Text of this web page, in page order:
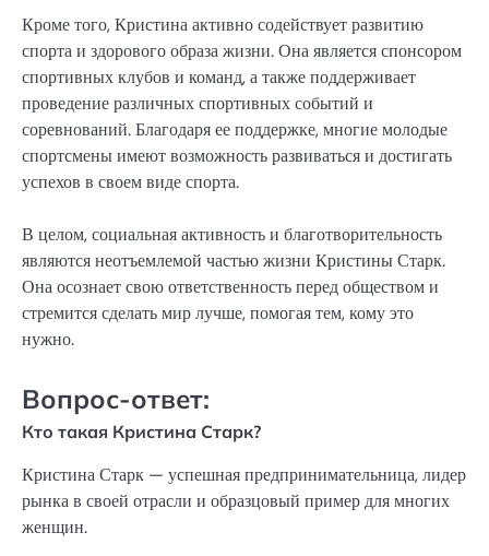
Кроме того, Кристина активно содействует развитию
спорта и здорового образа жизни. Она является спонсором
спортивных клубов и команд, а также поддерживает
проведение различных спортивных событий и
соревнований. Благодаря ее поддержке, многие молодые
спортсмены имеют возможность развиваться и достигать
успехов в своем виде спорта.
В целом, социальная активность и благотворительность
являются неотъемлемой частью жизни Кристины Старк.
Она осознает свою ответственность перед обществом и
стремится сделать мир лучше, помогая тем, кому это
нужно.
Вопрос-ответ:
Кто такая Кристина Старк?
Кристина Старк — успешная предпринимательница, лидер
рынка в своей отрасли и образцовый пример для многих
женщин.